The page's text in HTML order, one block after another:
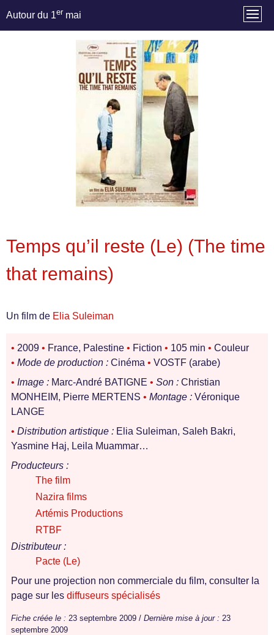
Autour du 1er mai
Temps qu’il reste (Le) (The time
that remains)
Un film de Elia Suleiman
• 2009 • France, Palestine • Fiction • 105 min • Couleur
• Mode de production : Cinéma • VOSTF (arabe)
• Image : Marc-André BATIGNE • Son : Christian
MONHEIM, Pierre MERTENS • Montage : Véronique
LANGE
• Distribution artistique : Elia Suleiman, Saleh Bakri,
Yasmine Haj, Leila Muammar…
Producteurs :
The film
Nazira films
Artémis Productions
RTBF
Distributeur :
Pacte (Le)
Pour une projection non commerciale du film, consulter la
page sur les diffuseurs spécialisés
Fiche créée le : 23 septembre 2009 / Dernière mise à jour : 23
septembre 2009